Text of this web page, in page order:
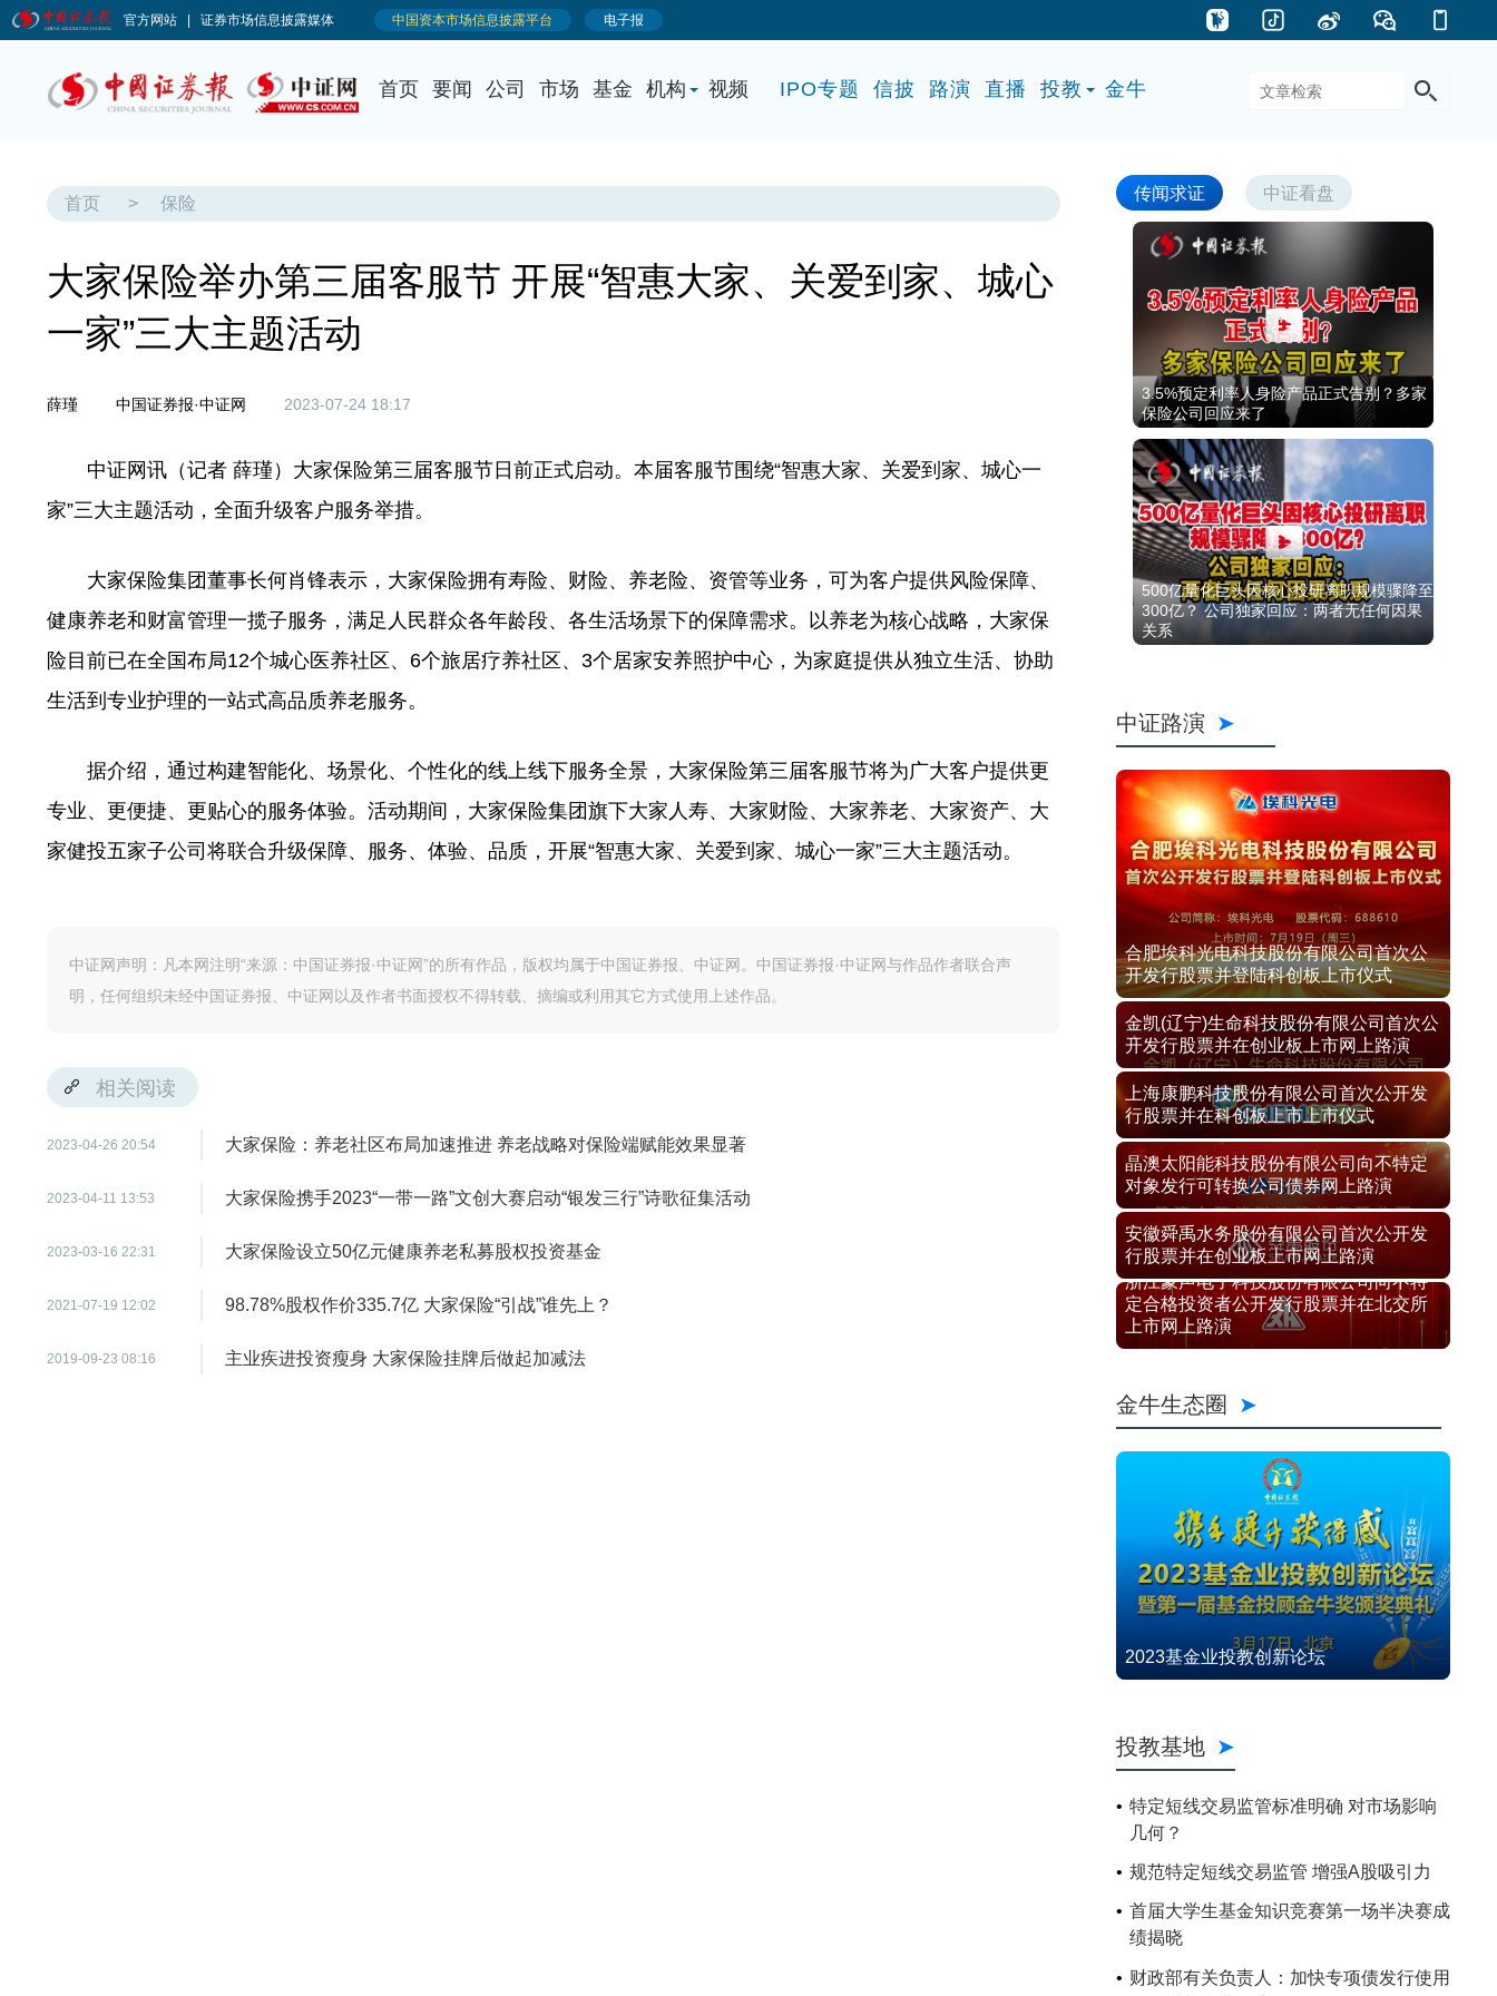
首页 要闻 公司 市场 基金 机构 视频 IPO专题 信披 路演 直播 投教 金牛
首页 > 保险
大家保险举办第三届客服节 开展“智惠大家、关爱到家、城心
一家”三大主题活动
薛瑾 中国证券报·中证网 2023-07-24 18:17
中证网讯（记者 薛瑾）大家保险第三届客服节日前正式启动。本届客服节围绕“智惠大家、关爱到家、城心一
家”三大主题活动，全面升级客户服务举措。
大家保险集团董事长何肖锋表示，大家保险拥有寿险、财险、养老险、资管等业务，可为客户提供风险保障、
健康养老和财富管理一揽子服务，满足人民群众各年龄段、各生活场景下的保障需求。以养老为核心战略，大家保
险目前已在全国布局12个城心医养社区、6个旅居疗养社区、3个居家安养照护中心，为家庭提供从独立生活、协助
生活到专业护理的一站式高品质养老服务。
据介绍，通过构建智能化、场景化、个性化的线上线下服务全景，大家保险第三届客服节将为广大客户提供更
专业、更便捷、更贴心的服务体验。活动期间，大家保险集团旗下大家人寿、大家财险、大家养老、大家资产、大
家健投五家子公司将联合升级保障、服务、体验、品质，开展“智惠大家、关爱到家、城心一家”三大主题活动。
中证网声明：凡本网注明“来源：中国证券报·中证网”的所有作品，版权均属于中国证券报、中证网。中国证券报·中证网与作品作者联合声
明，任何组织未经中国证券报、中证网以及作者书面授权不得转载、摘编或利用其它方式使用上述作品。
相关阅读
2023-04-26 20:54 大家保险：养老社区布局加速推进 养老战略对保险端赋能效果显著
2023-04-11 13:53 大家保险携手2023“一带一路”文创大赛启动“银发三行”诗歌征集活动
2023-03-16 22:31 大家保险设立50亿元健康养老私募股权投资基金
2021-07-19 12:02 98.78%股权作价335.7亿 大家保险“引战”谁先上？
2019-09-23 08:16 主业疾进投资瘦身 大家保险挂牌后做起加减法
传闻求证 中证看盘
3.5%预定利率人身险产品正式告别？多家
保险公司回应来了
500亿量化巨头因核心投研离职规模骤降至
300亿？ 公司独家回应：两者无任何因果
关系
中证路演
合肥埃科光电科技股份有限公司首次公
开发行股票并登陆科创板上市仪式
金凯(辽宁)生命科技股份有限公司首次公
开发行股票并在创业板上市网上路演
上海康鹏科技股份有限公司首次公开发
行股票并在科创板上市上市仪式
晶澳太阳能科技股份有限公司向不特定
对象发行可转换公司债券网上路演
安徽舜禹水务股份有限公司首次公开发
行股票并在创业板上市网上路演
浙江豪声电子科技股份有限公司向不特
定合格投资者公开发行股票并在北交所
上市网上路演
金牛生态圈
2023基金业投教创新论坛
投教基地
特定短线交易监管标准明确 对市场影响
几何？
规范特定短线交易监管 增强A股吸引力
首届大学生基金知识竞赛第一场半决赛成
绩揭晓
财政部有关负责人：加快专项债发行使用